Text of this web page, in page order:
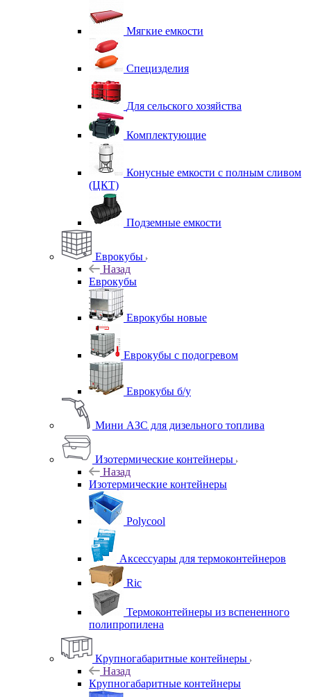
Мягкие емкости
Специзделия
Для сельского хозяйства
Комплектующие
Конусные емкости с полным сливом
(ЦКТ)
Подземные емкости
Еврокубы
Назад
Еврокубы
Еврокубы новые
Еврокубы с подогревом
Еврокубы б/у
Мини АЗС для дизельного топлива
Изотермические контейнеры
Назад
Изотермические контейнеры
Polycool
Аксессуары для термоконтейнеров
Ric
Термоконтейнеры из вспененного
полипропилена
Крупногабаритные контейнеры
Назад
Крупногабаритные контейнеры